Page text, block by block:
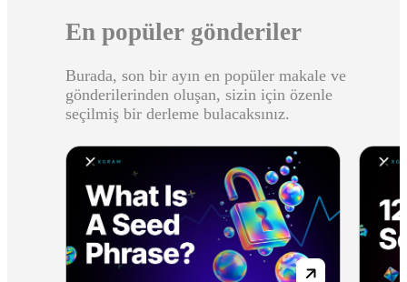
En popüler gönderiler
Burada, son bir ayın en popüler makale ve
gönderilerinden oluşan, sizin için özenle
seçilmiş bir derleme bulacaksınız.